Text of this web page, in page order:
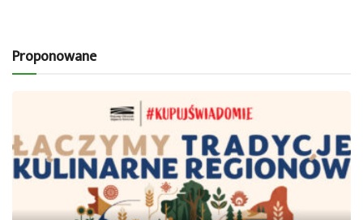
Proponowane